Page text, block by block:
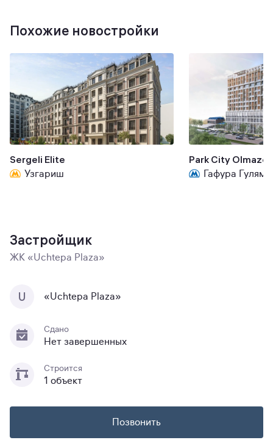
Похожие новостройки
Sergeli Elite
Узгариш
Park City Olmazor
Гафура Гуляма
Застройщик
ЖК «Uchtepa Plaza»
U «Uchtepa Plaza»
Сдано
Нет завершенных
Строится
1 объект
Позвонить